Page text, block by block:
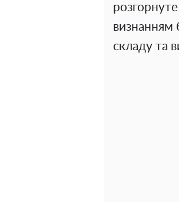
визнанням
складу та